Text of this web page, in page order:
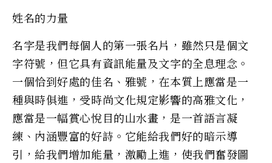
姓名的力量
名字是我們每個人的第一張名片，雖然只是個文
字符號，但它具有資訊能量及文字的全息理念。
一個恰到好處的佳名、雅號，在本質上應當是一
種與時俱進，受時尚文化規定影響的高雅文化，
應當是一幅賞心悅目的山水畫，是一首語言凝
練、內涵豐富的好詩。它能給我們好的暗示導
引，給我們增加能量，激勵上進，使我們奮發圖